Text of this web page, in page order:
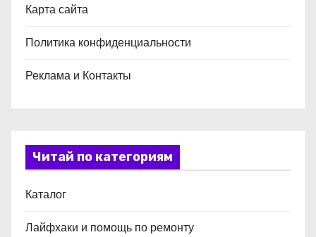
Карта сайта
Политика конфиденциальности
Реклама и Контакты
Читай по категориям
Каталог
Лайфхаки и помощь по ремонту